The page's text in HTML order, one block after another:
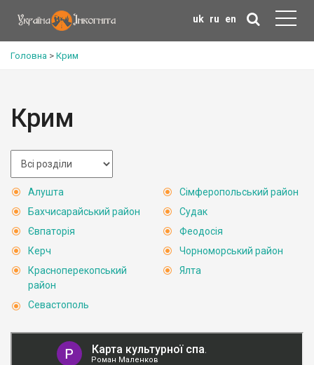
uk ru en
Головна > Крим
Крим
Алушта
Бахчисарайський район
Євпаторія
Керч
Красноперекопський
район
Севастополь
Сімферопольський район
Судак
Феодосія
Чорноморський район
Ялта